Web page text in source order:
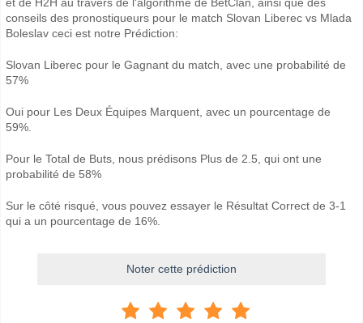
conseils des pronostiqueurs pour le match Slovan Liberec vs Mlada
Boleslav ceci est notre Prédiction:
Slovan Liberec pour le Gagnant du match, avec une probabilité de
57%
Oui pour Les Deux Équipes Marquent, avec un pourcentage de
59%.
Pour le Total de Buts, nous prédisons Plus de 2.5, qui ont une
probabilité de 58%
Sur le côté risqué, vous pouvez essayer le Résultat Correct de 3-1
qui a un pourcentage de 16%.
Noter cette prédiction